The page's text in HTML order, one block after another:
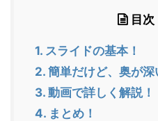
目次
1. スライドの基本！
2. 簡単だけど、奥が深
3. 動画で詳しく解説！
4. まとめ！